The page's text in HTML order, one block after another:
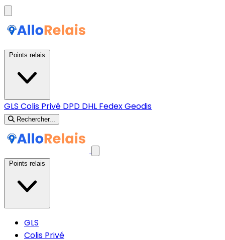
GLS Colis Privé DPD DHL FedexGeodis
Rechercher...
GLS
Colis Privé